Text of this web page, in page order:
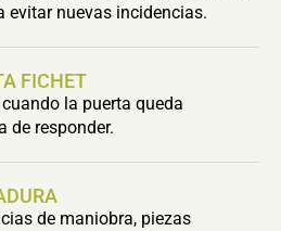
evitar nuevas incidencias.
FICHET
la puerta queda
de responder.
de maniobra, piezas